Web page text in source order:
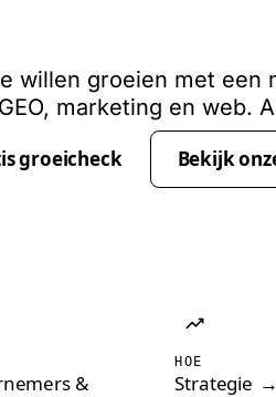
willen groeien met een
marketing en web.
groeicheck Bekijk
&
HOE
Strategie →